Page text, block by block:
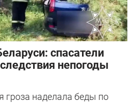
спасатели
непогоды
гроза наделала беды по